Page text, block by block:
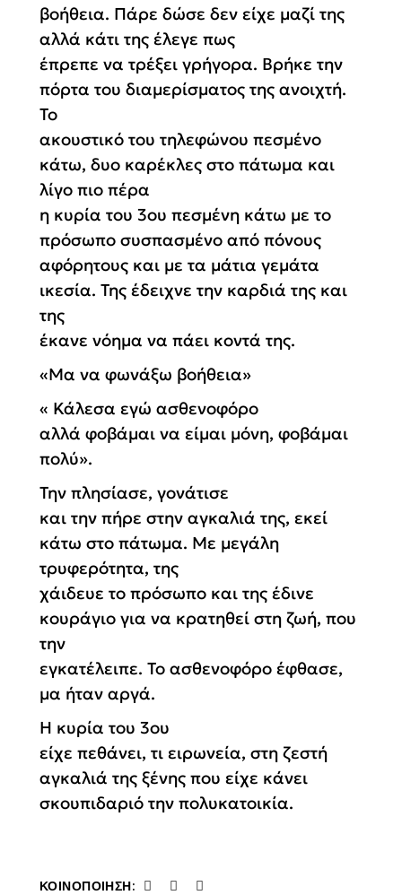
βοήθεια. Πάρε δώσε δεν είχε μαζί της
αλλά κάτι της έλεγε πως
έπρεπε να τρέξει γρήγορα. Βρήκε την
πόρτα του διαμερίσματος της ανοιχτή.
Το
ακουστικό του τηλεφώνου πεσμένο
κάτω, δυο καρέκλες στο πάτωμα και
λίγο πιο πέρα
η κυρία του 3ου πεσμένη κάτω με το
πρόσωπο συσπασμένο από πόνους
αφόρητους και με τα μάτια γεμάτα
ικεσία. Της έδειχνε την καρδιά της και
της
έκανε νόημα να πάει κοντά της.
«Μα να φωνάξω βοήθεια»
« Κάλεσα εγώ ασθενοφόρο
αλλά φοβάμαι να είμαι μόνη, φοβάμαι
πολύ».
Την πλησίασε, γονάτισε
και την πήρε στην αγκαλιά της, εκεί
κάτω στο πάτωμα. Με μεγάλη
τρυφερότητα, της
χάιδευε το πρόσωπο και της έδινε
κουράγιο για να κρατηθεί στη ζωή, που
την
εγκατέλειπε. Το ασθενοφόρο έφθασε,
μα ήταν αργά.
Η κυρία του 3ου
είχε πεθάνει, τι ειρωνεία, στη ζεστή
αγκαλιά της ξένης που είχε κάνει
σκουπιδαριό την πολυκατοικία.
ΚΟΙΝΟΠΟΊΗΣΗ: